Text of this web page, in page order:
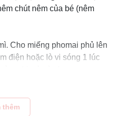
chút nêm của bé (nêm
Cho miếng phomai phủ lên
điện hoặc lò vi sóng 1 lúc
thêm